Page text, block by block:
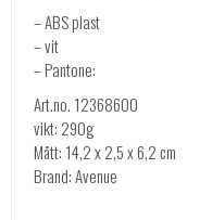
– ABS plast
– vit
– Pantone:
Art.no. 12368600
vikt: 290g
Mått: 14,2 x 2,5 x 6,2 cm
Brand: Avenue